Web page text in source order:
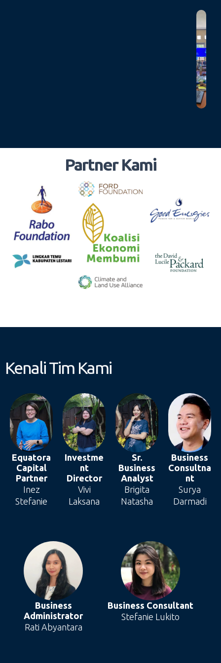
Partner Kami
Kenali Tim Kami
Equatora
Capital
Partner
Inez
Stefanie
Investme
nt
Director
Vivi
Laksana
Sr.
Business
Analyst
Brigita
Natasha
Business
Consultna
nt
Surya
Darmadi
Business
Administrator
Rati Abyantara
Business Consultant
Stefanie Lukito